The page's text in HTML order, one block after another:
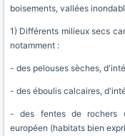
boisements, vallées
1) Différents milieux secs
notamment :
- des pelouses sèches,
- des éboulis calcaires,
- des fentes de rochers
européen (habitats bien